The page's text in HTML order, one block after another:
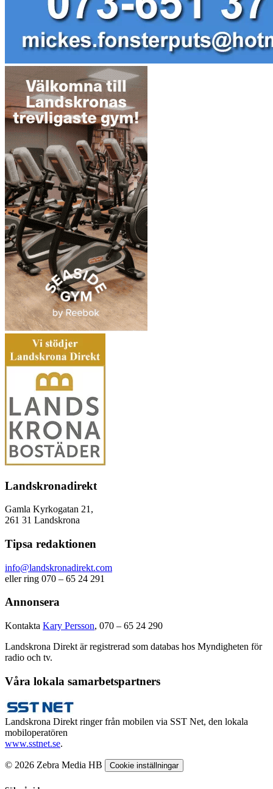
Landskronadirekt
Gamla Kyrkogatan 21,
261 31 Landskrona
Tipsa redaktionen
info@landskronadirekt.com
eller ring 070 – 65 24 291
Annonsera
Kontakta Kary Persson, 070 – 65 24 290
Landskrona Direkt är registrerad som databas hos Myndigheten för
radio och tv.
Våra lokala samarbetspartners
Landskrona Direkt ringer från mobilen via SST Net, den lokala
mobiloperatören
www.sstnet.se.
© 2026 Zebra Media HB Cookie inställningar